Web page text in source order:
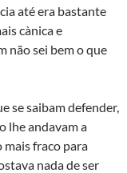
até era bastante
cà­nica e
não sei bem o que
se saibam defender,
lhe andavam a
mais fraco para
nada de ser